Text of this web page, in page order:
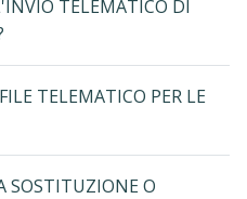
TELEMATICO DI
TELEMATICO PER LE
SOSTITUZIONE O